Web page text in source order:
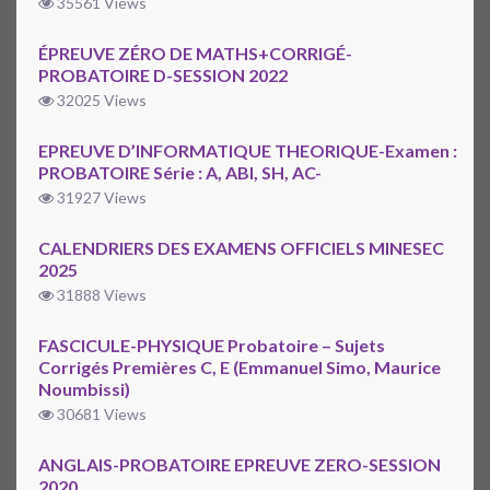
ÉPREUVE ZÉRO DE MATHS+CORRIGÉ-
PROBATOIRE D-SESSION 2022
32025 Views
EPREUVE D’INFORMATIQUE THEORIQUE-Examen :
PROBATOIRE Série : A, ABI, SH, AC-
31927 Views
CALENDRIERS DES EXAMENS OFFICIELS MINESEC
2025
31888 Views
FASCICULE-PHYSIQUE Probatoire – Sujets
Corrigés Premières C, E (Emmanuel Simo, Maurice
Noumbissi)
30681 Views
ANGLAIS-PROBATOIRE EPREUVE ZERO-SESSION